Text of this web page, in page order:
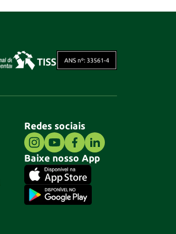
Redes sociais
Baixe nosso App